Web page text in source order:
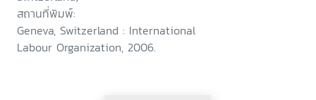
สถานที่พิมพ์:
Geneva, Switzerland : International
Labour Organization, 2006.